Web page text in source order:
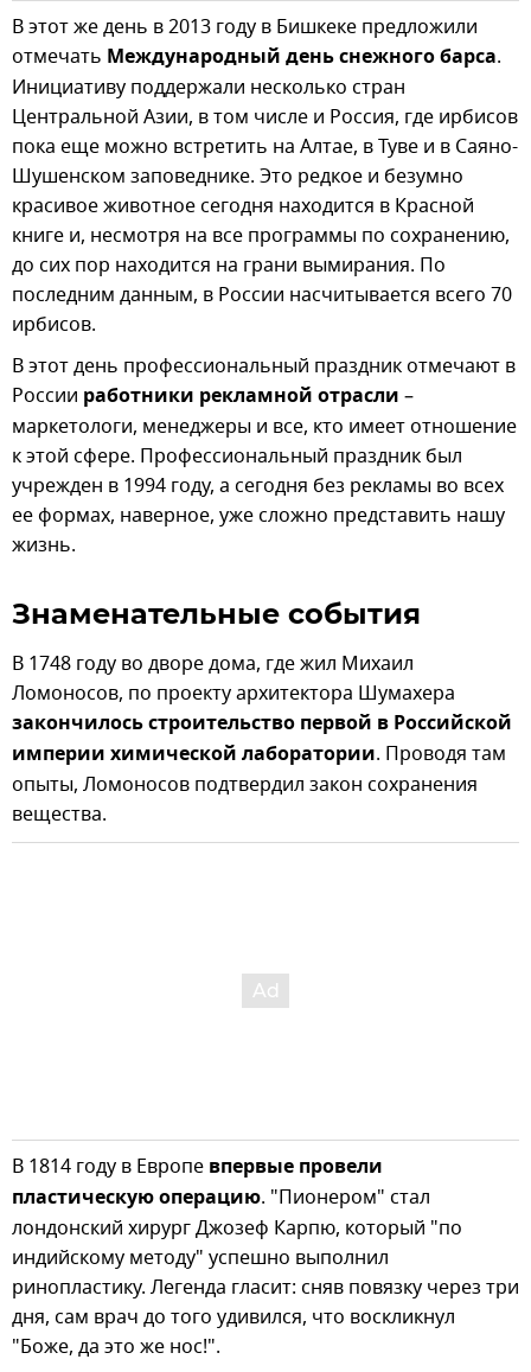
В этот же день в 2013 году в Бишкеке предложили
отмечать Международный день снежного барса.
Инициативу поддержали несколько стран
Центральной Азии, в том числе и Россия, где ирбисов
пока еще можно встретить на Алтае, в Туве и в Саяно-
Шушенском заповеднике. Это редкое и безумно
красивое животное сегодня находится в Красной
книге и, несмотря на все программы по сохранению,
до сих пор находится на грани вымирания. По
последним данным, в России насчитывается всего 70
ирбисов.
В этот день профессиональный праздник отмечают в
России работники рекламной отрасли –
маркетологи, менеджеры и все, кто имеет отношение
к этой сфере. Профессиональный праздник был
учрежден в 1994 году, а сегодня без рекламы во всех
ее формах, наверное, уже сложно представить нашу
жизнь.
Знаменательные события
В 1748 году во дворе дома, где жил Михаил
Ломоносов, по проекту архитектора Шумахера
закончилось строительство первой в Российской
империи химической лаборатории. Проводя там
опыты, Ломоносов подтвердил закон сохранения
вещества.
В 1814 году в Европе впервые провели
пластическую операцию. "Пионером" стал
лондонский хирург Джозеф Карпю, который "по
индийскому методу" успешно выполнил
ринопластику. Легенда гласит: сняв повязку через три
дня, сам врач до того удивился, что воскликнул
"Боже, да это же нос!".